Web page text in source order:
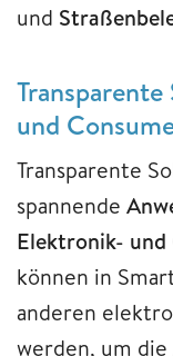
und
und
Transparente
spannende
Elektronik- und
können in
anderen
werden, um